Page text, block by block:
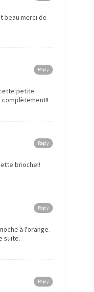
beau merci de
Reply
petite
complètement!!
Reply
brioche!!
Reply
à l'orange.
suite.
Reply